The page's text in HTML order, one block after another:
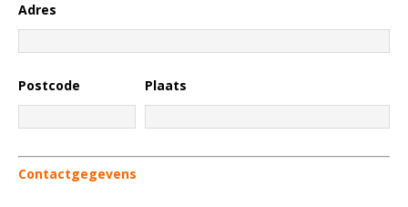
Adres
Postcode Plaats
Contactgegevens